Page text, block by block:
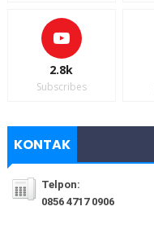
2.8k
Subscribes
KONTAK
Telpon:
0856 4717 0906